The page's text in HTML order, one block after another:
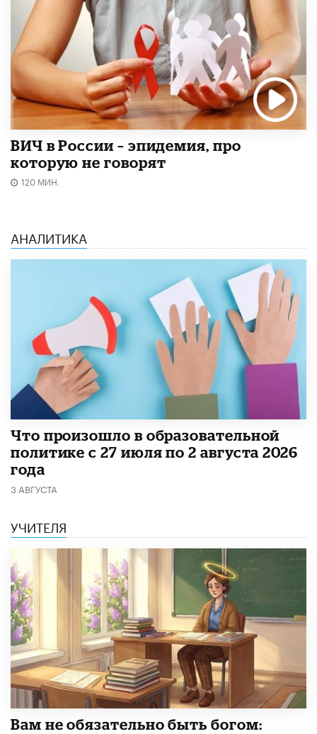
ВИЧ в России – эпидемия, про
которую не говорят
120 МИН.
АНАЛИТИКА
​Что произошло в образовательной
политике с 27 июля по 2 августа 2026
года
3 АВГУСТА
УЧИТЕЛЯ
​Вам не обязательно быть богом: